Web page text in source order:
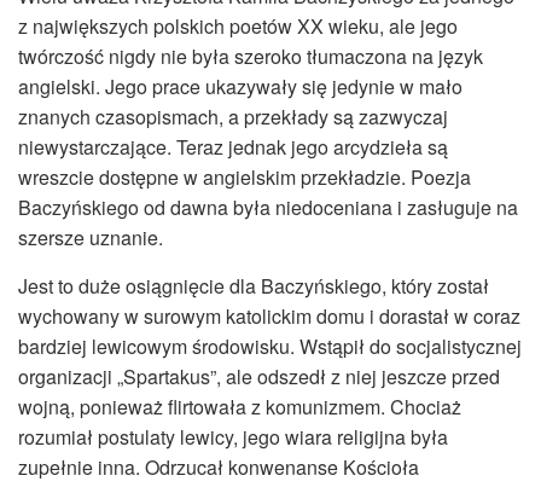
z największych polskich poetów XX wieku, ale jego
twórczość nigdy nie była szeroko tłumaczona na język
angielski. Jego prace ukazywały się jedynie w mało
znanych czasopismach, a przekłady są zazwyczaj
niewystarczające. Teraz jednak jego arcydzieła są
wreszcie dostępne w angielskim przekładzie. Poezja
Baczyńskiego od dawna była niedoceniana i zasługuje na
szersze uznanie.
Jest to duże osiągnięcie dla Baczyńskiego, który został
wychowany w surowym katolickim domu i dorastał w coraz
bardziej lewicowym środowisku. Wstąpił do socjalistycznej
organizacji „Spartakus”, ale odszedł z niej jeszcze przed
wojną, ponieważ flirtowała z komunizmem. Chociaż
rozumiał postulaty lewicy, jego wiara religijna była
zupełnie inna. Odrzucał konwenanse Kościoła